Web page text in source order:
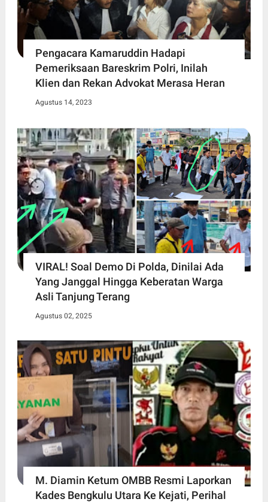
Pengacara Kamaruddin Hadapi
Pemeriksaan Bareskrim Polri, Inilah
Klien dan Rekan Advokat Merasa Heran
Agustus 14, 2023
VIRAL! Soal Demo Di Polda, Dinilai Ada
Yang Janggal Hingga Keberatan Warga
Asli Tanjung Terang
Agustus 02, 2025
M. Diamin Ketum OMBB Resmi Laporkan
Kades Bengkulu Utara Ke Kejati, Perihal